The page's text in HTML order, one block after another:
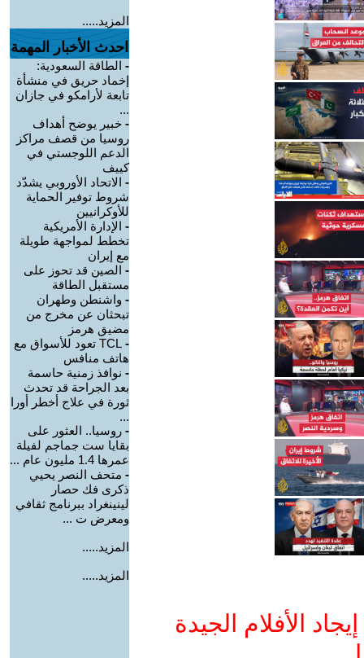
الأفلام الجيدة
المزيد.....
احدث الأخبار المهمة
- الطاقة السعودية:
إخماد حريق في منشأة
تابعة لأرامكو في جازان
...
- خبير يوضح أهداف
روسيا من قصف مراكز
الدعم اللوجستي في
كييف
- الاتحاد الأوروبي يشدّد
شروط توفير الحماية
للأوكرانيين
- الإدارة الأمريكية
تخطط لمواجهة طويلة
مع إيران
- الصين قد تحوز على
مستقبل الطاقة
- واشنطن وطهران
تبحثان عن مخرج من
مضيق هرمز
-
TCL تعود للأسواق مع
هاتف منافس
- نوافذ زمنية حاسمة
بعد الجراحة قد تحدث
ثورة في علاج أخطر أورا
...
- روسيا.. العثور على
بقايا ست جماجم لفيلة
عمرها 1.4 مليون عام ...
- متحف النصر يحيي
ذكرى فك حصار
لينينغراد ببرنامج ثقافي
ومعرض ت ...
المزيد.....
المزيد.....